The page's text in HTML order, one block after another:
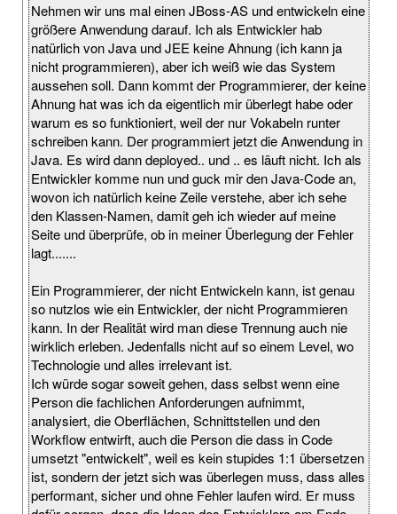
Nehmen wir uns mal einen JBoss-AS und entwickeln eine
größere Anwendung darauf. Ich als Entwickler hab
natürlich von Java und JEE keine Ahnung (ich kann ja
nicht programmieren), aber ich weiß wie das System
aussehen soll. Dann kommt der Programmierer, der keine
Ahnung hat was ich da eigentlich mir überlegt habe oder
warum es so funktioniert, weil der nur Vokabeln runter
schreiben kann. Der programmiert jetzt die Anwendung in
Java. Es wird dann deployed.. und .. es läuft nicht. Ich als
Entwickler komme nun und guck mir den Java-Code an,
wovon ich natürlich keine Zeile verstehe, aber ich sehe
den Klassen-Namen, damit geh ich wieder auf meine
Seite und überprüfe, ob in meiner Überlegung der Fehler
lagt.......
Ein Programmierer, der nicht Entwickeln kann, ist genau
so nutzlos wie ein Entwickler, der nicht Programmieren
kann. In der Realität wird man diese Trennung auch nie
wirklich erleben. Jedenfalls nicht auf so einem Level, wo
Technologie und alles irrelevant ist.
Ich würde sogar soweit gehen, dass selbst wenn eine
Person die fachlichen Anforderungen aufnimmt,
analysiert, die Oberflächen, Schnittstellen und den
Workflow entwirft, auch die Person die dass in Code
umsetzt "entwickelt", weil es kein stupides 1:1 übersetzen
ist, sondern der jetzt sich was überlegen muss, dass alles
performant, sicher und ohne Fehler laufen wird. Er muss